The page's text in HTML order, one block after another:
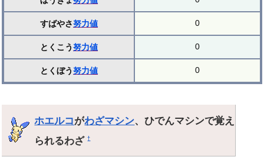
すばやさ努力値 0
とくこう努力値 0
とくぼう努力値 0
ホエルコがわざマシン、ひでんマシンで覚え
られるわざ†